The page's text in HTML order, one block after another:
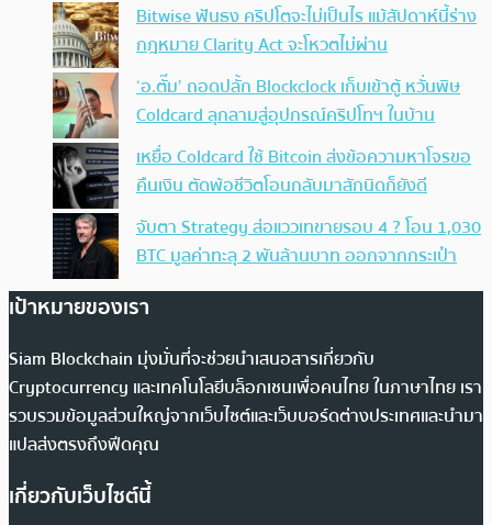
Bitwise ฟันธง คริปโตจะไม่เป็นไร แม้สัปดาห์นี้ร่าง
กฎหมาย Clarity Act จะโหวตไม่ผ่าน
‘อ.ตั๊ม’ ถอดปลั้ก Blockclock เก็บเข้าตู้ หวั่นพิษ
Coldcard ลุกลามสู่อุปกรณ์คริปโทฯ ในบ้าน
เหยื่อ Coldcard ใช้ Bitcoin ส่งข้อความหาโจรขอ
คืนเงิน ตัดพ้อชีวิตโอนกลับมาสักนิดก็ยังดี
จับตา Strategy ส่อแววเทขายรอบ 4 ? โอน 1,030
BTC มูลค่าทะลุ 2 พันล้านบาท ออกจากกระเป๋า
เป้าหมายของเรา
Siam Blockchain มุ่งมั่นที่จะช่วยนำเสนอสารเกี่ยวกับ
Cryptocurrency และเทคโนโลยีบล็อกเชนเพื่อคนไทย ในภาษาไทย เรา
รวบรวมข้อมูลส่วนใหญ่จากเว็บไซต์และเว็บบอร์ดต่างประเทศและนำมา
แปลส่งตรงถึงฟีดคุณ
เกี่ยวกับเว็บไซต์นี้